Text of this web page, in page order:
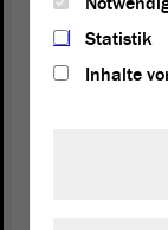
Ich habe
historisch
Letztlich ist
Statistik
Inhalte